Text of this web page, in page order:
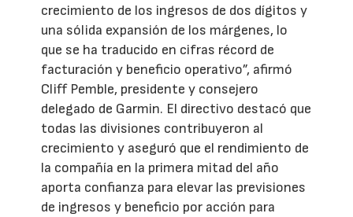
crecimiento de los ingresos de dos dígitos y
una sólida expansión de los márgenes, lo
que se ha traducido en cifras récord de
facturación y beneficio operativo”, afirmó
Cliff Pemble, presidente y consejero
delegado de Garmin. El directivo destacó que
todas las divisiones contribuyeron al
crecimiento y aseguró que el rendimiento de
la compañía en la primera mitad del año
aporta confianza para elevar las previsiones
de ingresos y beneficio por acción para